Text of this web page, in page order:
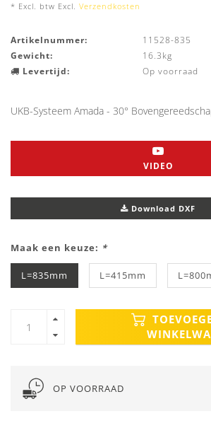
* Excl. btw Excl. Verzendkosten
Artikelnummer:
11528-835
Gewicht:
16.3kg
Levertijd:
Op voorraad
UKB-Systeem Amada - 30°
VIDEO
Download DXF
Maak een keuze: *
L=835mm L=415mm
OP VOORRAAD